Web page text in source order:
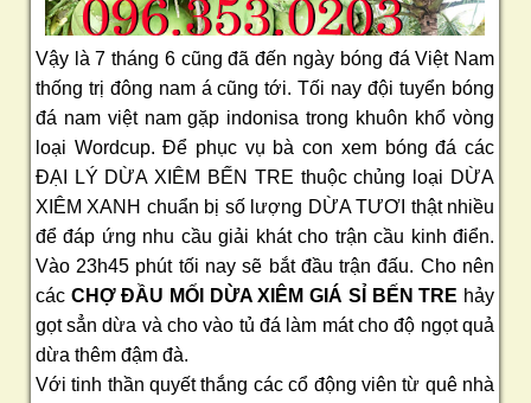
Vậy là 7 tháng 6 cũng đã đến ngày bóng đá Việt Nam
thống trị đông nam á cũng tới. Tối nay đội tuyển bóng
đá nam việt nam gặp indonisa trong khuôn khổ vòng
loại Wordcup. Để phục vụ bà con xem bóng đá các
ĐẠI LÝ DỪA XIÊM BẾN TRE thuộc chủng loại DỪA
XIÊM XANH chuẩn bị số lượng DỪA TƯƠI thật nhiều
để đáp ứng nhu cầu giải khát cho trận cầu kinh điển.
Vào 23h45 phút tối nay sẽ bắt đầu trận đấu. Cho nên
các CHỢ ĐẦU MỐI DỪA XIÊM GIÁ SỈ BẾN TRE hảy
gọt sẳn dừa và cho vào tủ đá làm mát cho độ ngọt quả
dừa thêm đậm đà.
Với tinh thần quyết thắng các cổ động viên từ quê nhà